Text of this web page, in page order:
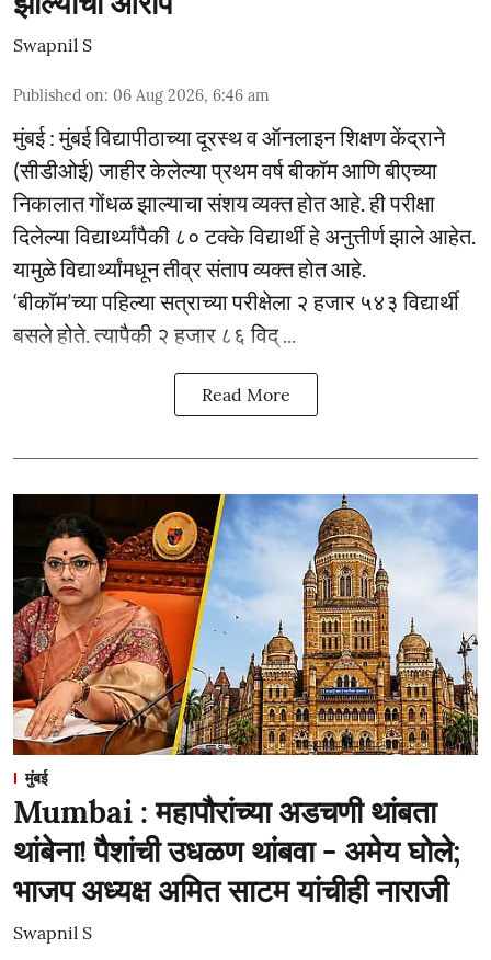
Swapnil S
Published on: 06 Aug 2026, 6:46 am
मुंबई : मुंबई विद्यापीठाच्या दूरस्थ व ऑनलाइन शिक्षण केंद्राने
(सीडीओई) जाहीर केलेल्या प्रथम वर्ष बीकॉम आणि बीएच्या
निकालात गोंधळ झाल्याचा संशय व्यक्त होत आहे. ही परीक्षा
दिलेल्या विद्यार्थ्यांपैकी ८० टक्के विद्यार्थी हे अनुत्तीर्ण झाले आहेत.
यामुळे विद्यार्थ्यांमधून तीव्र संताप व्यक्त होत आहे.
‘बीकॉम’च्या पहिल्या सत्राच्या परीक्षेला २ हजार ५४३ विद्यार्थी
बसले होते. त्यापैकी २ हजार ८६ विद् ...
Read More
मुंबई
Mumbai : महापौरांच्या अडचणी थांबता
थांबेना! पैशांची उधळण थांबवा - अमेय घोले;
भाजप अध्यक्ष अमित साटम यांचीही नाराजी
Swapnil S